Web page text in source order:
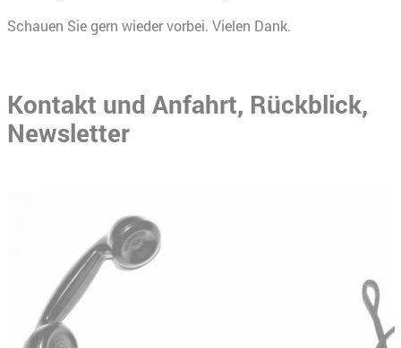
Schauen Sie gern wieder vorbei. Vielen Dank.
Kontakt und Anfahrt, Rückblick,
Newsletter